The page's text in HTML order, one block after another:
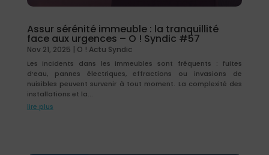
Assur sérénité immeuble : la tranquillité
face aux urgences – O ! Syndic #57
Nov 21, 2025 | O ! Actu Syndic
Les incidents dans les immeubles sont fréquents : fuites
d’eau, pannes électriques, effractions ou invasions de
nuisibles peuvent survenir à tout moment. La complexité des
installations et la...
lire plus